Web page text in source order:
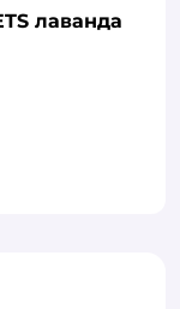
лаванда